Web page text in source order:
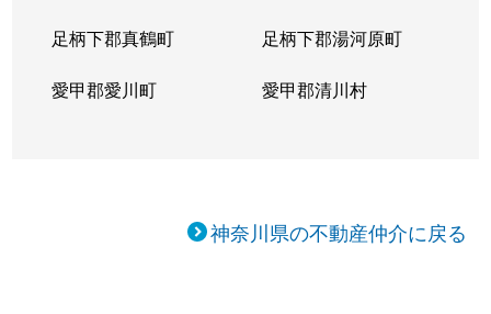
足柄下郡真鶴町 足柄下郡湯河原町
愛甲郡愛川町 愛甲郡清川村
神奈川県の不動産仲介に戻る